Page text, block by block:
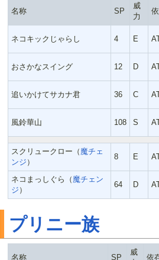
名称 SP
威
力
ネコキックじゃらし 4 E
おさかなスイング 12 D
追いかけてサカナ君 36 C
風鈴華山 108 S
スクリュークロー（ 魔チェ
ンジ ）
8 E
ネコまっしぐら（ 魔チェン
ジ ）
64 D
プリニー族
名称 SP
威
依